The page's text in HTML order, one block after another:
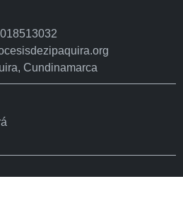
Cundinamarca